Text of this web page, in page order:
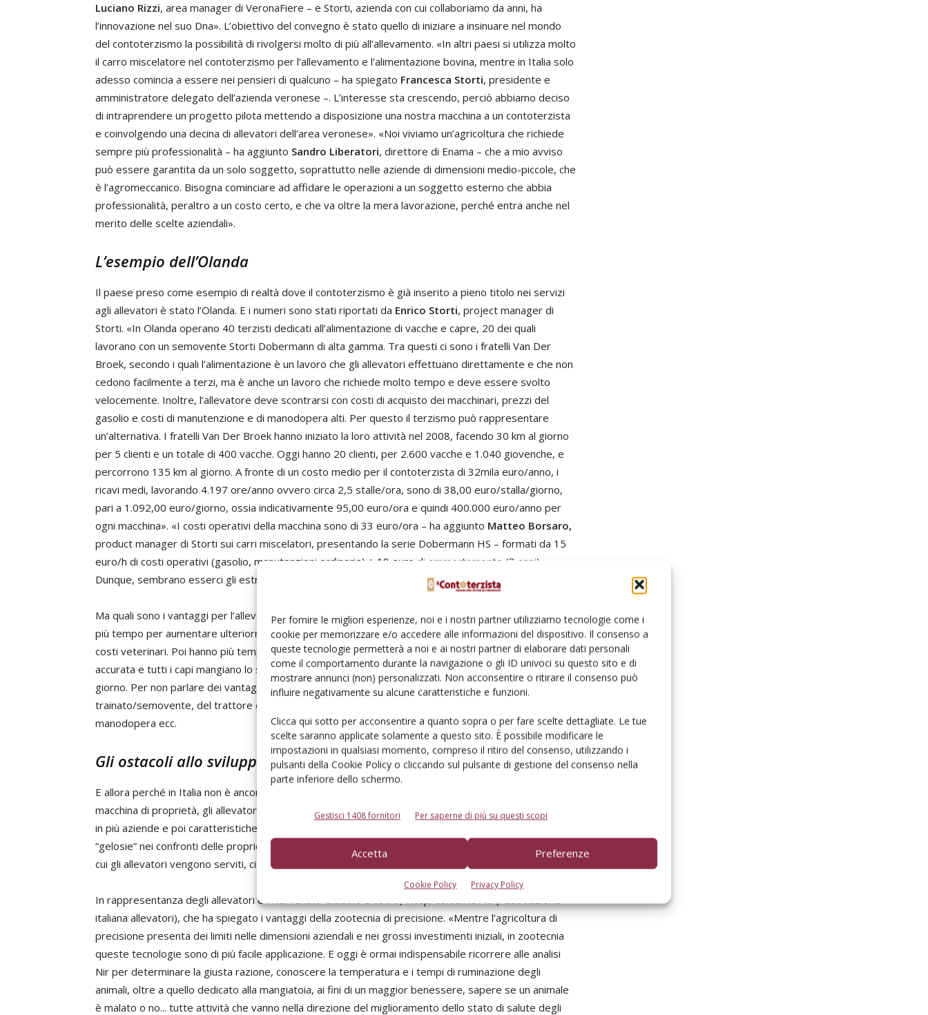
Per fornire le migliori esperienze, noi e i nostri partner utilizziamo tecnologie come i
cookie per memorizzare e/o accedere alle informazioni del dispositivo. Il consenso a
queste tecnologie permetterà a noi e ai nostri partner di elaborare dati personali
come il comportamento durante la navigazione o gli ID univoci su questo sito e di
mostrare annunci (non) personalizzati. Non acconsentire o ritirare il consenso può
influire negativamente su alcune caratteristiche e funzioni.
Clicca qui sotto per acconsentire a quanto sopra o per fare scelte dettagliate. Le tue
scelte saranno applicate solamente a questo sito. È possibile modificare le
impostazioni in qualsiasi momento, compreso il ritiro del consenso, utilizzando i
pulsanti della Cookie Policy o cliccando sul pulsante di gestione del consenso nella
parte inferiore dello schermo.
Gestisci 1408 fornitori Per saperne di più su questi scopi
Accetta Preferenze
Cookie Policy Privacy Policy
Luciano Rizzi, area manager di VeronaFiere – e Storti, azienda con cui collaboriamo da anni, ha
l’innovazione nel suo Dna». L’obiettivo del convegno è stato quello di iniziare a insinuare nel mondo
del contoterzismo la possibilità di rivolgersi molto di più all’allevamento. «In altri paesi si utilizza molto
il carro miscelatore nel contoterzismo per l’allevamento e l’alimentazione bovina, mentre in Italia solo
adesso comincia a essere nei pensieri di qualcuno – ha spiegato Francesca Storti, presidente e
amministratore delegato dell’azienda veronese –. L’interesse sta crescendo, perciò abbiamo deciso
di intraprendere un progetto pilota mettendo a disposizione una nostra macchina a un contoterzista
e coinvolgendo una decina di allevatori dell’area veronese». «Noi viviamo un’agricoltura che richiede
sempre più professionalità – ha aggiunto Sandro Liberatori, direttore di Enama – che a mio avviso
può essere garantita da un solo soggetto, soprattutto nelle aziende di dimensioni medio-piccole, che
è l’agromeccanico. Bisogna cominciare ad affidare le operazioni a un soggetto esterno che abbia
professionalità, peraltro a un costo certo, e che va oltre la mera lavorazione, perché entra anche nel
merito delle scelte aziendali».
L’esempio dell’Olanda
Il paese preso come esempio di realtà dove il contoterzismo è già inserito a pieno titolo nei servizi
agli allevatori è stato l’Olanda. E i numeri sono stati riportati da Enrico Storti, project manager di
Storti. «In Olanda operano 40 terzisti dedicati all’alimentazione di vacche e capre, 20 dei quali
lavorano con un semovente Storti Dobermann di alta gamma. Tra questi ci sono i fratelli Van Der
Broek, secondo i quali l’alimentazione è un lavoro che gli allevatori effettuano direttamente e che non
cedono facilmente a terzi, ma è anche un lavoro che richiede molto tempo e deve essere svolto
velocemente. Inoltre, l’allevatore deve scontrarsi con costi di acquisto dei macchinari, prezzi del
gasolio e costi di manutenzione e di manodopera alti. Per questo il terzismo può rappresentare
un’alternativa. I fratelli Van Der Broek hanno iniziato la loro attività nel 2008, facendo 30 km al giorno
per 5 clienti e un totale di 400 vacche. Oggi hanno 20 clienti, per 2.600 vacche e 1.040 giovenche, e
percorrono 135 km al giorno. A fronte di un costo medio per il contoterzista di 32mila euro/anno, i
ricavi medi, lavorando 4.197 ore/anno ovvero circa 2,5 stalle/ora, sono di 38,00 euro/stalla/giorno,
pari a 1.092,00 euro/giorno, ossia indicativamente 95,00 euro/ora e quindi 400.000 euro/anno per
ogni macchina». «I costi operativi della macchina sono di 33 euro/ora – ha aggiunto Matteo Borsaro,
product manager di Storti sui carri miscelatori, presentando la serie Dobermann HS – formati da 15
euro/h di costi operativi (gasolio, manutenzioni ordinarie) + 18 euro di ammortamento (3 anni)».
Dunque, sembrano esserci gli estremi per un business interessante per i contoterzisti.
Ma quali sono i vantaggi per l’allevatore secondo i fratelli Van Der Broek? «Innanzitutto dispongono di
più tempo per aumentare ulteriormente l’efficienza dell’azienda, riducendo i costi degli alimenti e i
costi veterinari. Poi hanno più tempo da dedicare alle vacche e alla famiglia, l’alimentazione è più
accurata e tutti i capi mangiano lo stesso prodotto e in maniera costante, sempre alla stessa ora del
giorno. Per non parlare dei vantaggi in termini di costi d’ammortamento del carro miscelatore
trainato/semovente, del trattore e del caricatore, costi di manutenzione e riparazione annuali,
manodopera ecc.
Gli ostacoli allo sviluppo
E allora perché in Italia non è ancora decollato? A parte l’individualismo che spesso porta a volere una
macchina di proprietà, gli allevatori avanzano motivazioni di ordine sanitario per un miscelatore che va
in più aziende e poi caratteristiche strutturali delle stalle molto diverse le une dalle altre, oltre alle
“gelosie” nei confronti delle proprie razioni alimentari. Ma forse il grande scoglio nasce dall’ordine in
cui gli allevatori vengono serviti, cioè chi è il primo e chi l’ultimo della giornata.
In rappresentanza degli allevatori è intervenutoClaudio Destro, vicepresidente Aia (Associazione
italiana allevatori), che ha spiegato i vantaggi della zootecnia di precisione. «Mentre l’agricoltura di
precisione presenta dei limiti nelle dimensioni aziendali e nei grossi investimenti iniziali, in zootecnia
queste tecnologie sono di più facile applicazione. E oggi è ormai indispensabile ricorrere alle analisi
Nir per determinare la giusta razione, conoscere la temperatura e i tempi di ruminazione degli
animali, oltre a quello dedicato alla mangiatoia, ai fini di un maggior benessere, sapere se un animale
è malato o no... tutte attività che vanno nella direzione del miglioramento dello stato di salute degli